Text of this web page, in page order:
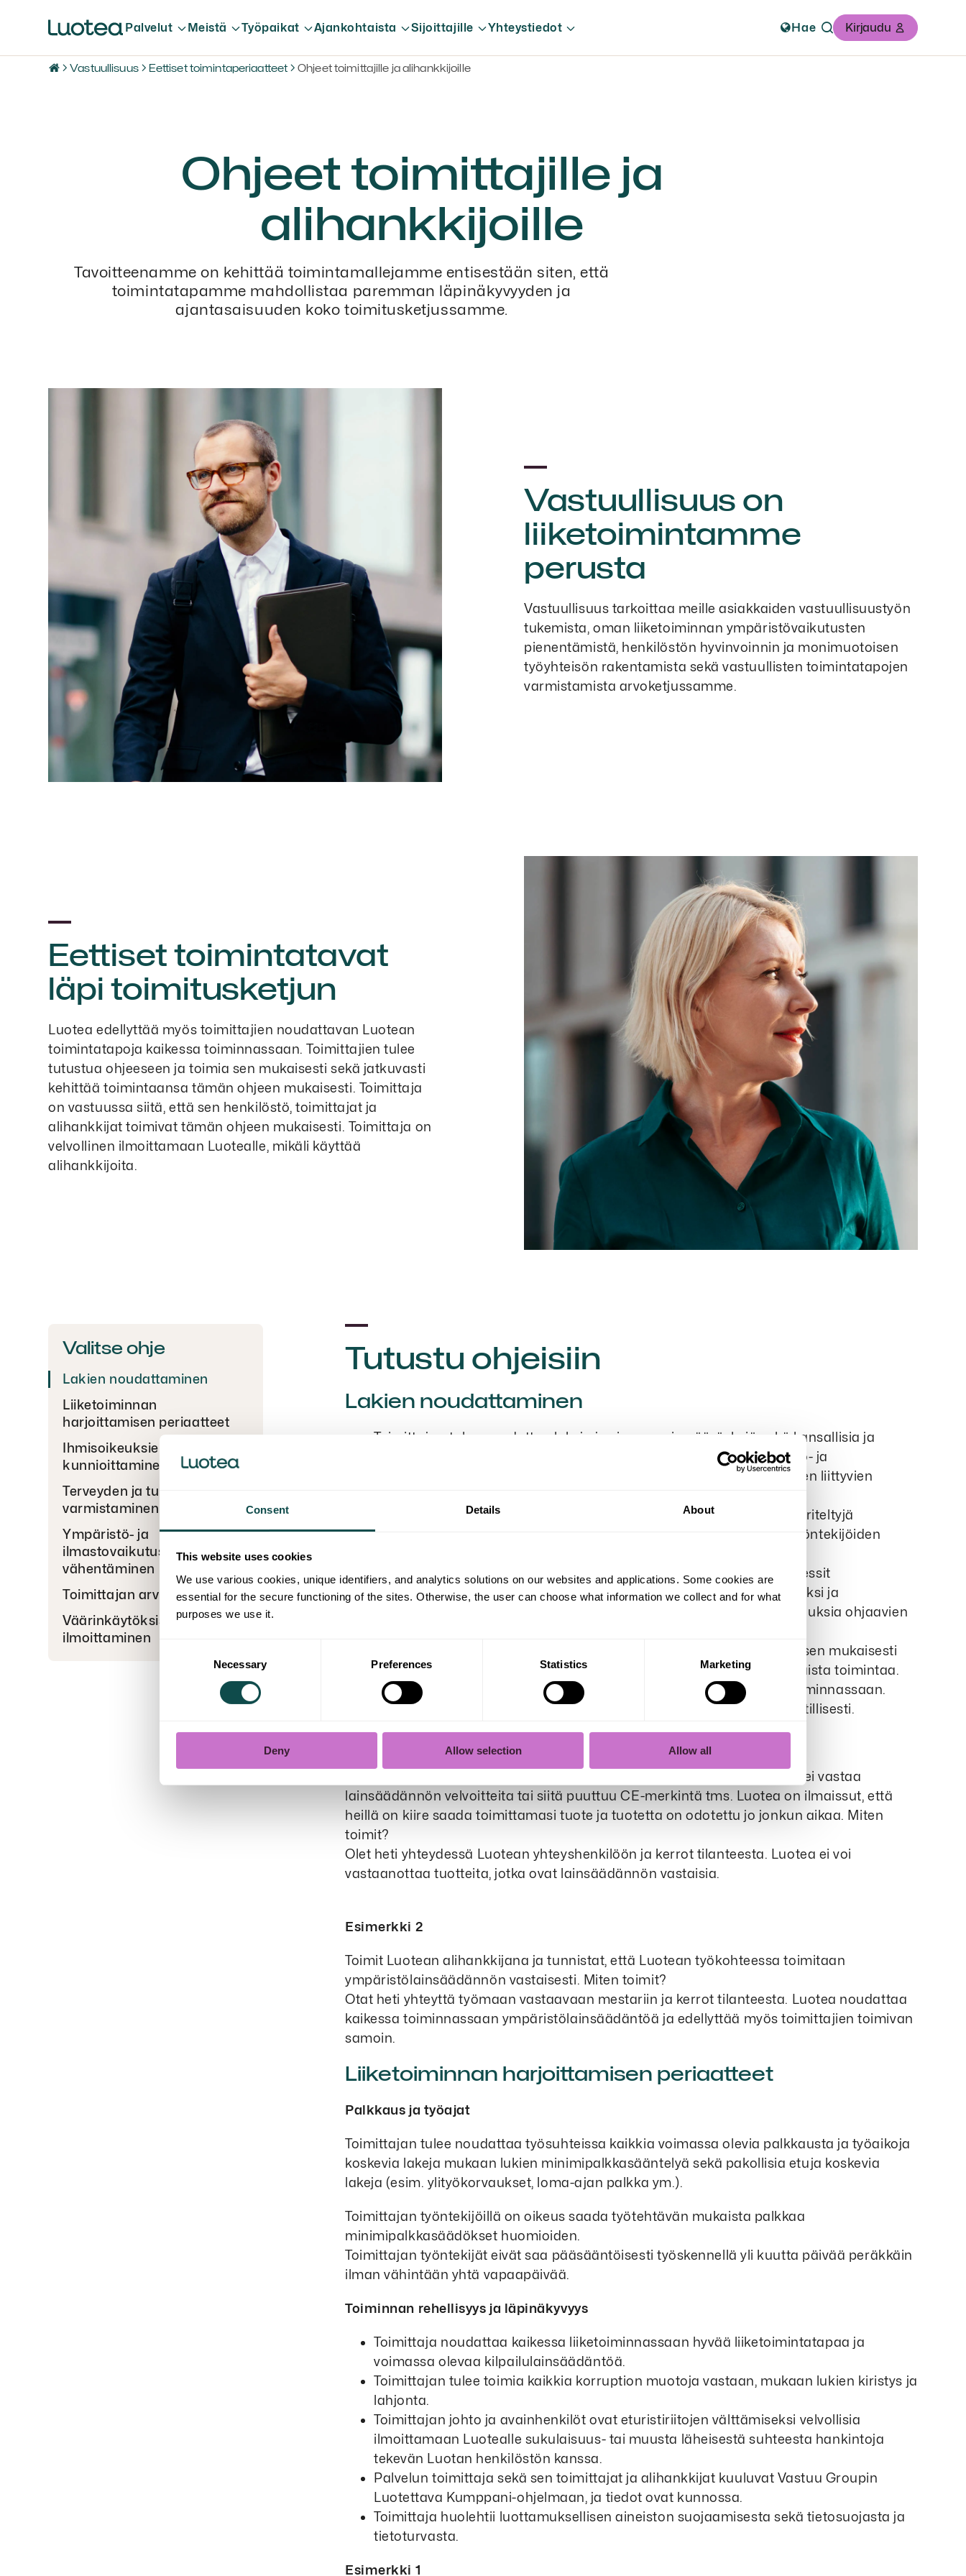
Consent Details About
This website uses cookies
We use various cookies, unique identifiers, and analytics solutions on our websites and applications. Some cookies are
essential for the secure functioning of the sites. Otherwise, the user can choose what information we collect and for what
purposes we use it.
Necessary Preferences Statistics Marketing
Deny Allow selection Allow all
Palvelut Meistä Työpaikat Ajankohtaista Sijoittajille Yhteystiedot Hae Kirjaudu
Vastuullisuus Eettiset toimintaperiaatteet Ohjeet toimittajille ja alihankkijoille
Ohjeet toimittajille ja
alihankkijoille
Tavoitteenamme on kehittää toimintamallejamme entisestään siten, että
toimintatapamme mahdollistaa paremman läpinäkyvyyden ja
ajantasaisuuden koko toimitusketjussamme.
Vastuullisuus on
liiketoimintamme
perusta
Vastuullisuus tarkoittaa meille asiakkaiden vastuullisuustyön
tukemista, oman liiketoiminnan ympäristövaikutusten
pienentämistä, henkilöstön hyvinvoinnin ja monimuotoisen
työyhteisön rakentamista sekä vastuullisten toimintatapojen
varmistamista arvoketjussamme.
Eettiset toimintatavat
läpi toimitusketjun
Luotea edellyttää myös toimittajien noudattavan Luotean
toimintatapoja kaikessa toiminnassaan. Toimittajien tulee
tutustua ohjeeseen ja toimia sen mukaisesti sekä jatkuvasti
kehittää toimintaansa tämän ohjeen mukaisesti. Toimittaja
on vastuussa siitä, että sen henkilöstö, toimittajat ja
alihankkijat toimivat tämän ohjeen mukaisesti. Toimittaja on
velvollinen ilmoittamaan Luotealle, mikäli käyttää
alihankkijoita.
Tutustu ohjeisiin
Valitse ohje
Lakien noudattaminen
Liiketoiminnan
harjoittamisen periaatteet
Ihmisoikeuksien
kunnioittaminen
Terveyden ja turvallisuuden
varmistaminen
Ympäristö- ja
ilmastovaikutusten
vähentäminen
Toimittajan arviointi
Väärinkäytöksistä
ilmoittaminen
Lakien noudattaminen
Toimittajan tulee noudattaa lakeja ja viranomaismääräyksiä sekä kansallisia ja
kansainvälisiä sopimuksia kuten työehtosopimusten, ympäristö-, työ- ja
työturvallisuuslainsäädännön, taloudenpitoon sekä tilaajavastuuseen liittyvien
Toimittajan tulee noudattaa YK:n ihmisoikeuksien julistuksessa määriteltyjä
ihmisoikeuksia ja kansainvälisen työjärjestön (ILO) määrittelemiä työntekijöiden
Toimittajalla tulee olla tarkoituksenmukaiset menettelytavat ja prosessit
ihmisoikeusloukkauksien tunnistamiseksi, estämiseksi, minimoimiseksi ja
korjaamiseksi. Menettelytapojen tulee olla YK:n yrityksiä ja ihmisoikeuksia ohjaavien
Luotea on sitoutunut YK:n Global Compact -aloitteeseen ja edistää sen mukaisesti
ihmisoikeuksia, työelämän oikeuksia, ympäristöä ja korruption vastaista toimintaa.
Luotea odottaa myös toimittajan noudattavan näitä periaatteita toiminnassaan.
Toimittajan henkilöstöllä pitää olla mahdollisuus järjestäytyä ammatillisesti.
Toimit Luotean tavarantoimittajana ja havaitset, että toimittamasi tuote ei vastaa
lainsäädännön velvoitteita tai siitä puuttuu CE-merkintä tms. Luotea on ilmaissut, että
heillä on kiire saada toimittamasi tuote ja tuotetta on odotettu jo jonkun aikaa. Miten
toimit?
Olet heti yhteydessä Luotean yhteyshenkilöön ja kerrot tilanteesta. Luotea ei voi
vastaanottaa tuotteita, jotka ovat lainsäädännön vastaisia.
Esimerkki 2
Toimit Luotean alihankkijana ja tunnistat, että Luotean työkohteessa toimitaan
ympäristölainsäädännön vastaisesti. Miten toimit?
Otat heti yhteyttä työmaan vastaavaan mestariin ja kerrot tilanteesta. Luotea noudattaa
kaikessa toiminnassaan ympäristölainsäädäntöä ja edellyttää myös toimittajien toimivan
samoin.
Liiketoiminnan harjoittamisen periaatteet
Palkkaus ja työajat
Toimittajan tulee noudattaa työsuhteissa kaikkia voimassa olevia palkkausta ja työaikoja
koskevia lakeja mukaan lukien minimipalkkasääntelyä sekä pakollisia etuja koskevia
lakeja (esim. ylityökorvaukset, loma-ajan palkka ym.).
Toimittajan työntekijöillä on oikeus saada työtehtävän mukaista palkkaa
minimipalkkasäädökset huomioiden.
Toimittajan työntekijät eivät saa pääsääntöisesti työskennellä yli kuutta päivää peräkkäin
ilman vähintään yhtä vapaapäivää.
Toiminnan rehellisyys ja läpinäkyvyys
Toimittaja noudattaa kaikessa liiketoiminnassaan hyvää liiketoimintatapaa ja
voimassa olevaa kilpailulainsäädäntöä.
Toimittajan tulee toimia kaikkia korruption muotoja vastaan, mukaan lukien kiristys ja
lahjonta.
Toimittajan johto ja avainhenkilöt ovat eturistiriitojen välttämiseksi velvollisia
ilmoittamaan Luotealle sukulaisuus- tai muusta läheisestä suhteesta hankintoja
tekevän Luotan henkilöstön kanssa.
Palvelun toimittaja sekä sen toimittajat ja alihankkijat kuuluvat Vastuu Groupin
Luotettava Kumppani-ohjelmaan, ja tiedot ovat kunnossa.
Toimittaja huolehtii luottamuksellisen aineiston suojaamisesta sekä tietosuojasta ja
tietoturvasta.
Esimerkki 1